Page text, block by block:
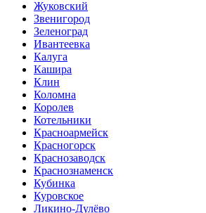
Жуковский
Звенигород
Зеленоград
Ивантеевка
Калуга
Кашира
Клин
Коломна
Королев
Котельники
Красноармейск
Красногорск
Краснозаводск
Краснознаменск
Кубинка
Куровское
Ликино-Дулёво